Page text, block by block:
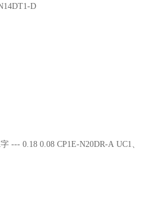
D
--- 0.18 0.08 CP1E-N20DR-A UC1、